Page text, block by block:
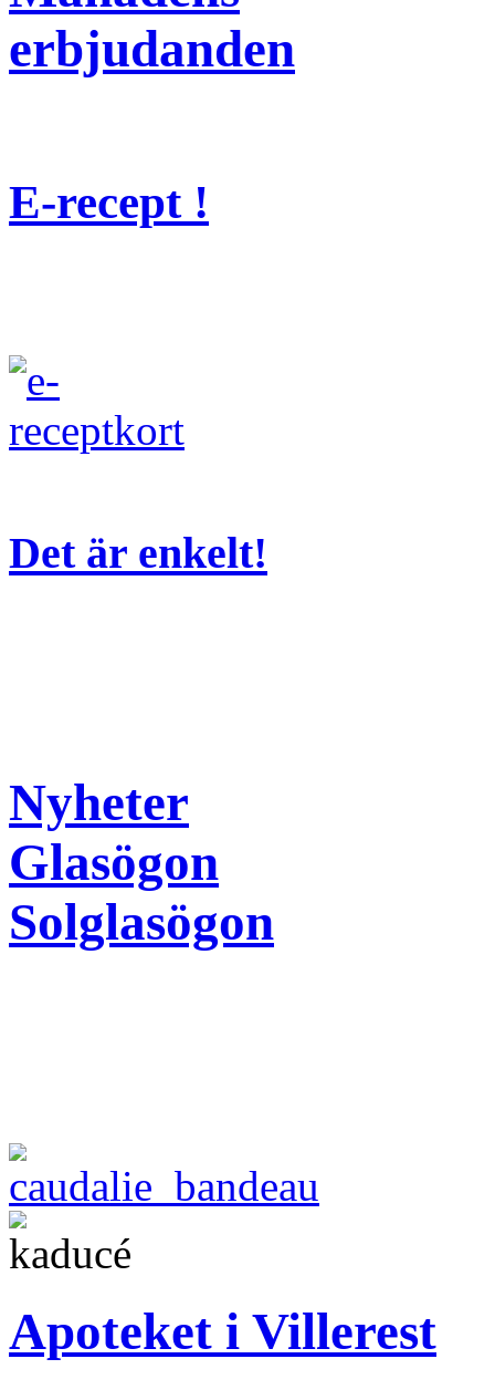
erbjudanden
E-recept !
Det är enkelt!
Nyheter
Glasögon
Solglasögon
Apoteket i Villerest